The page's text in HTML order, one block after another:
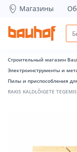
RAKISМагазины
Строительный магазин
Электроинструменты и
Пилы и приспособления
RAKIS KALDLÕIGETE